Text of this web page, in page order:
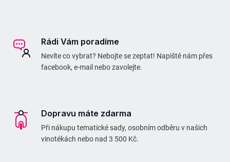
Rádi Vám poradíme
Nevíte co vybrat? Nebojte se zeptat! Napiště nám přes
facebook, e-mail nebo zavolejte.
Dopravu máte zdarma
Při nákupu tematické sady, osobním odběru v našich
vinotékách nebo nad 3 500 Kč.